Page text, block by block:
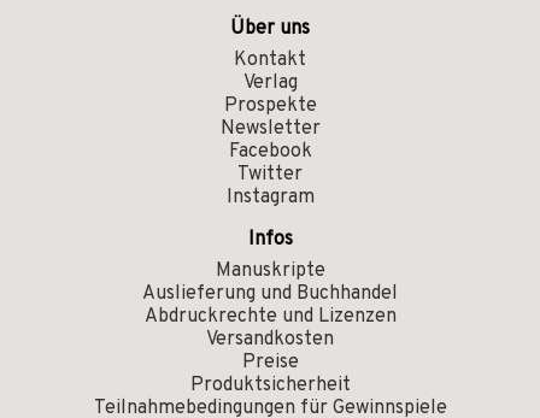
Über uns
Kontakt
Verlag
Prospekte
Newsletter
Facebook
Twitter
Instagram
Infos
Manuskripte
Auslieferung und Buchhandel
Abdruckrechte und Lizenzen
Versandkosten
Preise
Produktsicherheit
Teilnahmebedingungen für Gewinnspiele